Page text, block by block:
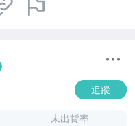
追蹤
未出貨率